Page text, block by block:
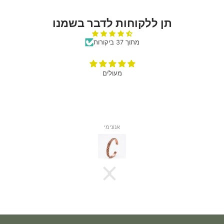
תן ללקוחות לדבר בשמנו
מתוך 37 ביקורות
מעולים
אנונימי